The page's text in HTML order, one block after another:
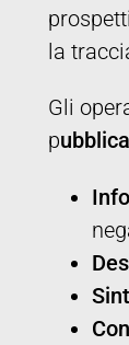
la
Gli
p